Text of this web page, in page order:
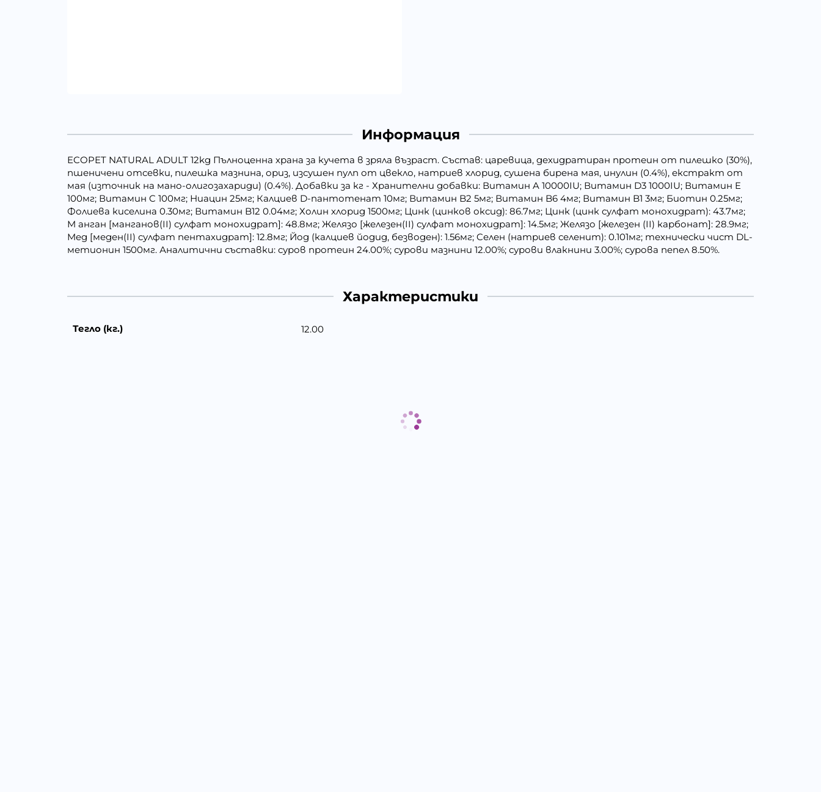
Информация
ECOPET NATURAL ADULT 12kg Пълноценна храна за кучета в зряла възраст. Състав: царевица, дехидратиран протеин от пилешко (30%),
пшеничени отсевки, пилешка мазнина, ориз, изсушен пулп от цвекло, натриев хлорид, сушена бирена мая, инулин (0.4%), екстракт от
мая (източник на мано-олигозахариди) (0.4%). Добавки за кг - Хранителни добавки: Витамин A 10000IU; Витамин D3 1000IU; Витамин E
100мг; Витамин C 100мг; Ниацин 25мг; Калциев D-пантотенат 10мг; Витамин B2 5мг; Витамин B6 4мг; Витамин B1 3мг; Биотин 0.25мг;
Фолиева киселина 0.30мг; Витамин B12 0.04мг; Холин хлорид 1500мг; Цинк (цинков оксид): 86.7мг; Цинк (цинк сулфат монохидрат): 43.7мг;
M анган [манганов(II) сулфат монохидрат]: 48.8мг; Желязо [железен(II) сулфат монохидрат]: 14.5мг; Желязо [железен (II) карбонат]: 28.9мг;
Mед [меден(II) сулфат пентахидрат]: 12.8мг; Йод (калциев йодид, безводен): 1.56мг; Cелен (натриев селенит): 0.101мг; технически чист DL-
метионин 1500мг. Аналитични съставки: суров протеин 24.00%; сурови мазнини 12.00%; сурови влакнини 3.00%; сурова пепел 8.50%.
Характеристики
Тегло (кг.) 12.00